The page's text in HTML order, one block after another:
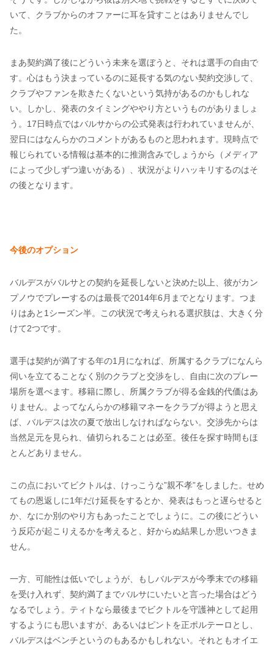
いて、クラブからのオファーに耳を貸すことはありませんでし
た。
まあ契約満了後にどういう未来を選ぼうと、それは選手の自由で
す。心はもう決まっているのに延長する気のない契約交渉して、
クラブやファンを欺きたくないという気持があるのかもしれな
い。しかし、発表のタイミングややり方というものがありましょ
う。17日時点ではバルサからの公式発表は行われていませんが、
翌日にはなんらかのコメントがあるものと思われます。現時点で
報じられている情報は基本的に推測含みでしょうから（メディア
によって少しずつ違いがある）、状況がよりハッキリするのはそ
の後となります。
今後のオプション
バルデスがバルサとの契約を延長しないと決めた以上、彼がカン
プノウでプレーするのは最長で2014年6月までとなります。つま
りはあと1シーズン半。この状況で考えられる選択肢は、大きく分
けて2つです。
選手は契約が満了する年の1月になれば、所属するクラブになんら
伺いを立てることなく別のクラブと交渉をし、自由に次のプレー
場所を選べます。移籍に際し、所属クラブが得る金銭的代価はあ
りません。よってなんらかの移籍マネーをクラブが得ようと思え
ば、バルデスは次の夏で放出しなければならない。交渉先からは
当然足元を見られ、値切られることは必至。後任を探す時間もほ
とんどありません。
この点においてビクトルは、けっこうな”親不孝”をしました。せめ
てもの恩返しに1年だけ延長をするとか、発表はもっと遅らせると
か、なにか別のやり方もあったことでしょうに。この後にどうい
う反応が起こりえるかを考えると、好からぬ結果しか思いつきま
せん。
一方、可能性は低いでしょうが、もしバルデスが今季末での移籍
を受け入れず、契約満了までバルサにいたいと言った場合はどう
なるでしょう。ティトなら最後までビクトルを守護神として起用
するようにも思いますが、あるいはピントを正ポルテーロとし、
バルデスはベンチというのもあるかもしれない。それともオイエ